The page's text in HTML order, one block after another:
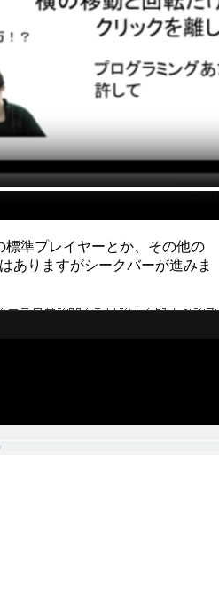
標準プレイヤーとか、その他の
ありますがシークバーが進みま